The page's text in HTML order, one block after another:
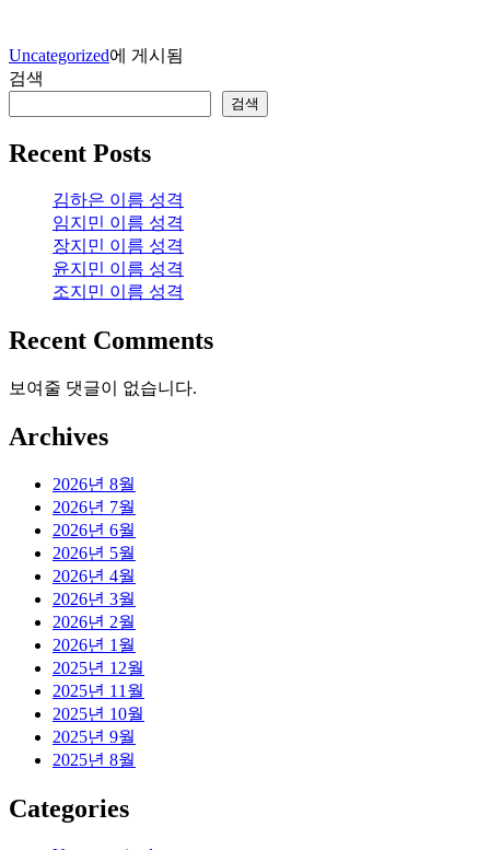
Uncategorized에 게시됨
검색
검색
Recent Posts
김하은 이름 성격
임지민 이름 성격
장지민 이름 성격
윤지민 이름 성격
조지민 이름 성격
Recent Comments
보여줄 댓글이 없습니다.
Archives
2026년 8월
2026년 7월
2026년 6월
2026년 5월
2026년 4월
2026년 3월
2026년 2월
2026년 1월
2025년 12월
2025년 11월
2025년 10월
2025년 9월
2025년 8월
Categories